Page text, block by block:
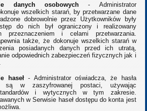
danych osobowych - Administrator
wszelkich starań, by przetwarzane dane
dobrowolnie przez Użytkowników były
do nich był ograniczony i realizowany
i celami przetwarzania.
także, że dokonuje wszelkich starań w
posiadanych danych przed ich utratą,
odpowiednich zabezpieczeń fizycznych jak i
haseł- Administrator oświadcza, że hasła
są w zaszyfrowanej postaci, używając
i wytycznych w tym zakresie.
w Serwisie haseł dostępu do konta jest